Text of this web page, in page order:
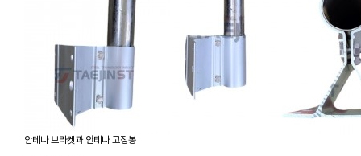
안테나 브라켓과 안테나 고정봉